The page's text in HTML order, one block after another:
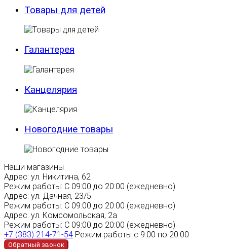
Товары для детей
Галантерея
Канцелярия
Новогодние товары
Наши магазины
Адрес: ул. Никитина, 62
Режим работы: С 09:00 до 20:00 (ежедневно)
Адрес: ул. Дачная, 23/5
Режим работы: С 09:00 до 20:00 (ежедневно)
Адрес: ул. Комсомольская, 2а
Режим работы: С 09:00 до 20:00 (ежедневно)
+7 (383) 214-71-54 Режим работы с 9:00 по 20:00
Обратный звонок